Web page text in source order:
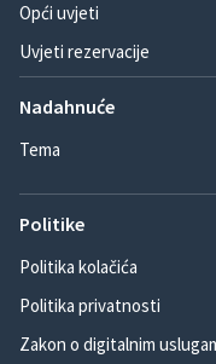
Opći uvjeti
Uvjeti rezervacije
Nadahnuće
Tema
Politike
Politika kolačića
Politika privatnosti
Zakon o digitalnim